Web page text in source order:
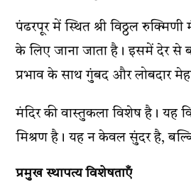
पंढरपूर में स्थित श्री विठ्ठल
के लिए जाना जाता है। इसमें देर से
प्रभाव के साथ गुंबद और लोबदार
मंदिर की वास्तुकला विशेष है। यह
मिश्रण है। यह न केवल सुंदर है,
प्रमुख स्थापत्य विशेषताएँ